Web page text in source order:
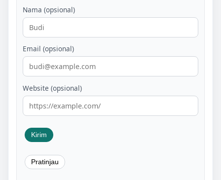
Nama (opsional)
Email (opsional)
Website (opsional)